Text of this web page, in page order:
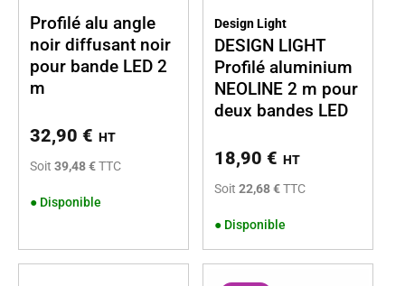
Profilé alu angle
noir diffusant noir
pour bande LED 2
m
32,90 € HT
Soit 39,48 €TTC
● Disponible
Design Light
DESIGN LIGHT
Profilé aluminium
NEOLINE 2 m pour
deux bandes LED
18,90 € HT
Soit 22,68 €TTC
● Disponible